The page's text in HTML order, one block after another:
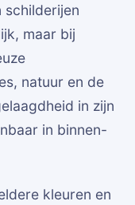
schilderijen
maar bij
natuur en de
in zijn
in binnen-
kleuren en